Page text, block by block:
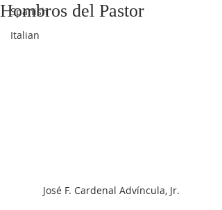
Spanish
Italian
Hombros del Pastor
José F. Cardenal Advíncula, Jr.